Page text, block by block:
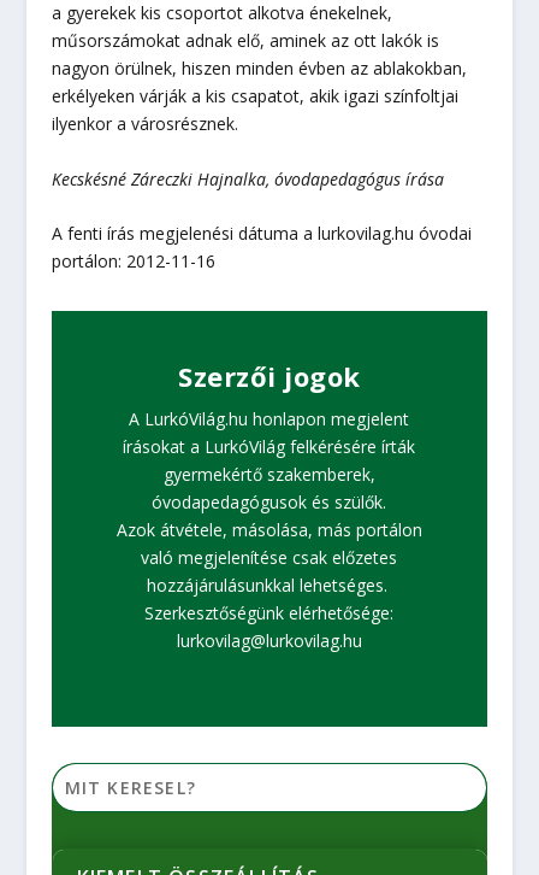
a gyerekek kis csoportot alkotva énekelnek,
műsorszámokat adnak elő, aminek az ott lakók is
nagyon örülnek, hiszen minden évben az ablakokban,
erkélyeken várják a kis csapatot, akik igazi színfoltjai
ilyenkor a városrésznek.
Kecskésné Záreczki Hajnalka, óvodapedagógus írása
A fenti írás megjelenési dátuma a lurkovilag.hu óvodai
portálon: 2012-11-16
Szerzői jogok
A LurkóVilág.hu honlapon megjelent
írásokat a LurkóVilág felkérésére írták
gyermekértő szakemberek,
óvodapedagógusok és szülők.
Azok átvétele, másolása, más portálon
való megjelenítése csak előzetes
hozzájárulásunkkal lehetséges.
Szerkesztőségünk elérhetősége:
lurkovilag@lurkovilag.hu